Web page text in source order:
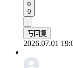
0
写回复
2026.07.01